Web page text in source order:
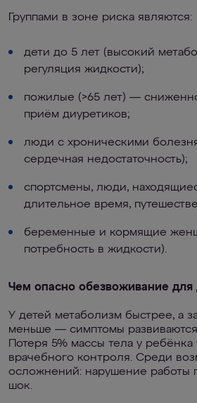
Группами в зоне риска являются:
дети до 5 лет (высокий
регуляция жидкости);
пожилые (>65 лет) —
приём диуретиков;
люди с хроническими
сердечная недостаточность);
спортсмены, люди,
длительное время,
беременные и кормящие
потребность в жидкости).
Чем опасно обезвоживание для
У детей метаболизм быстрее, а
меньше — симптомы
Потеря 5% массы тела у
врачебного контроля. Среди
осложнений: нарушение работы
шок.